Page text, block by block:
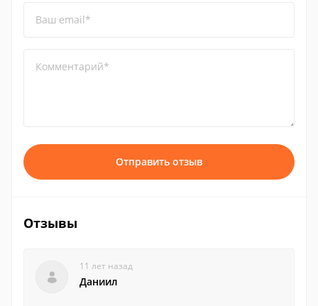
Ваш email*
Комментарий*
Отправить отзыв
Отзывы
11 лет назад
Даниил